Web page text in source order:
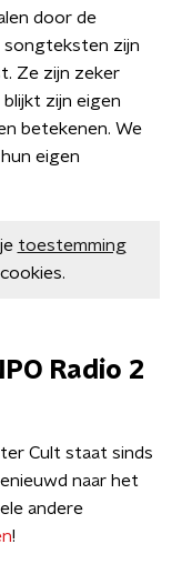
door de
songteksten zijn
Ze zijn zeker
zijn eigen
betekenen. We
eigen
toestemming
Radio 2
Cult staat sinds
naar het
andere
!